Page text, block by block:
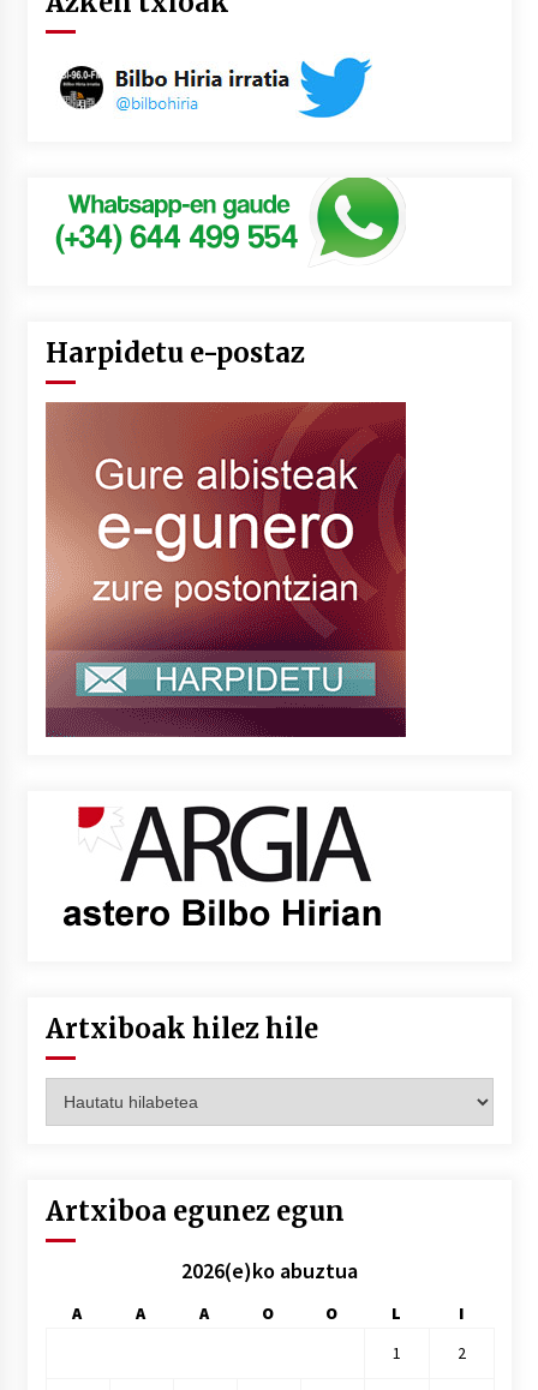
Harpidetu e-postaz
Artxiboak hilez hile
hilez
Artxiboa egunez egun
2026(e)ko abuztua
A A A O O L
I
1
2